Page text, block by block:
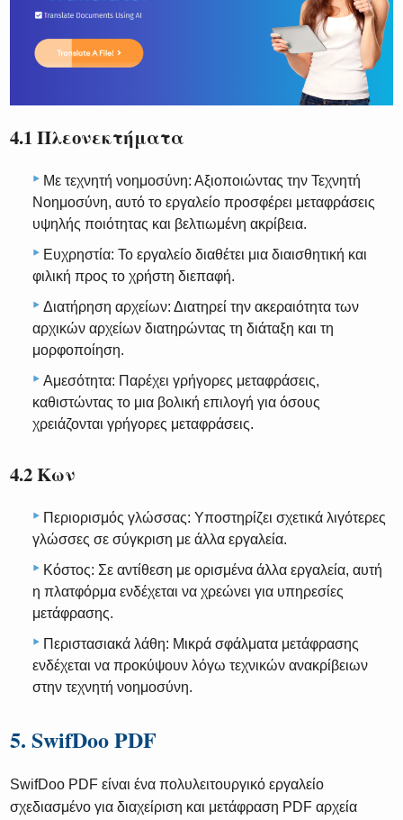
4.1 Πλεονεκτήματα
Με τεχνητή νοημοσύνη: Αξιοποιώντας την Τεχνητή
Νοημοσύνη, αυτό το εργαλείο προσφέρει μεταφράσεις
υψηλής ποιότητας και βελτιωμένη ακρίβεια.
Ευχρηστία: Το εργαλείο διαθέτει μια διαισθητική και
φιλική προς το χρήστη διεπαφή.
Διατήρηση αρχείων: Διατηρεί την ακεραιότητα των
αρχικών αρχείων διατηρώντας τη διάταξη και τη
μορφοποίηση.
Αμεσότητα: Παρέχει γρήγορες μεταφράσεις,
καθιστώντας το μια βολική επιλογή για όσους
χρειάζονται γρήγορες μεταφράσεις.
4.2 Κων
Περιορισμός γλώσσας: Υποστηρίζει σχετικά λιγότερες
γλώσσες σε σύγκριση με άλλα εργαλεία.
Κόστος: Σε αντίθεση με ορισμένα άλλα εργαλεία, αυτή
η πλατφόρμα ενδέχεται να χρεώνει για υπηρεσίες
μετάφρασης.
Περιστασιακά λάθη: Μικρά σφάλματα μετάφρασης
ενδέχεται να προκύψουν λόγω τεχνικών ανακρίβειων
στην τεχνητή νοημοσύνη.
5. SwifDoo PDF
SwifDoo PDF είναι ένα πολυλειτουργικό εργαλείο
σχεδιασμένο για διαχείριση και μετάφραση PDF αρχεία